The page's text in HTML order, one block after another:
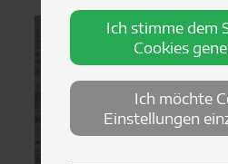
Ich stimme dem
Cookies
Ich möchte
Einstellungen